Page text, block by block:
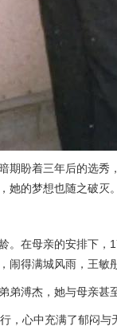
期盼着三年后的选
她的梦想也随之破灭。
。在母亲的安排下，
闹得满城风雨，王敏
弟溥杰，她与母亲甚
，心中充满了郁闷